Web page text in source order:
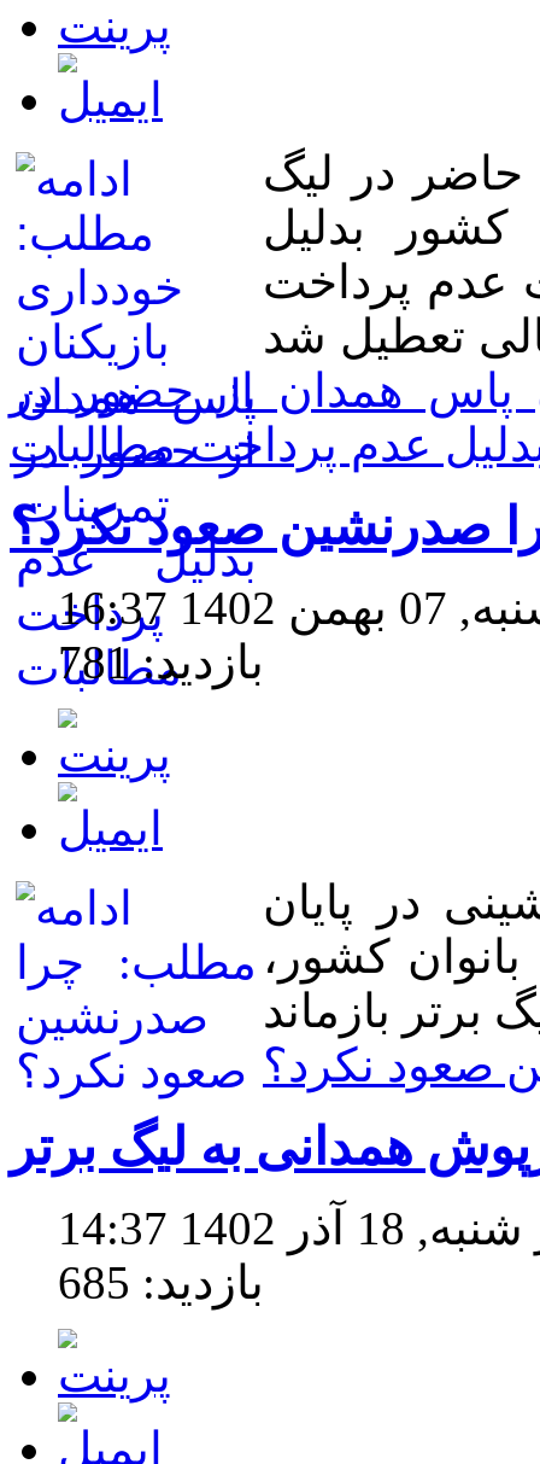
حاضر در لیگ
کشور بدلیل
عدم پرداخت
پاس همدان از حضور در
عدم پرداخت مطالبات
صدرنشین صعود نکرد؟
16:37
بازدید: 781
در پایان
کشور،
صعود نکرد؟
همدانی به لیگ برتر
1402 14:37
بازدید: 685